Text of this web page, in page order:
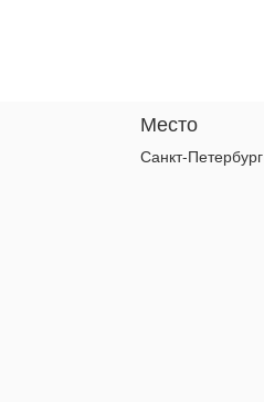
Место
Санкт-Петербург